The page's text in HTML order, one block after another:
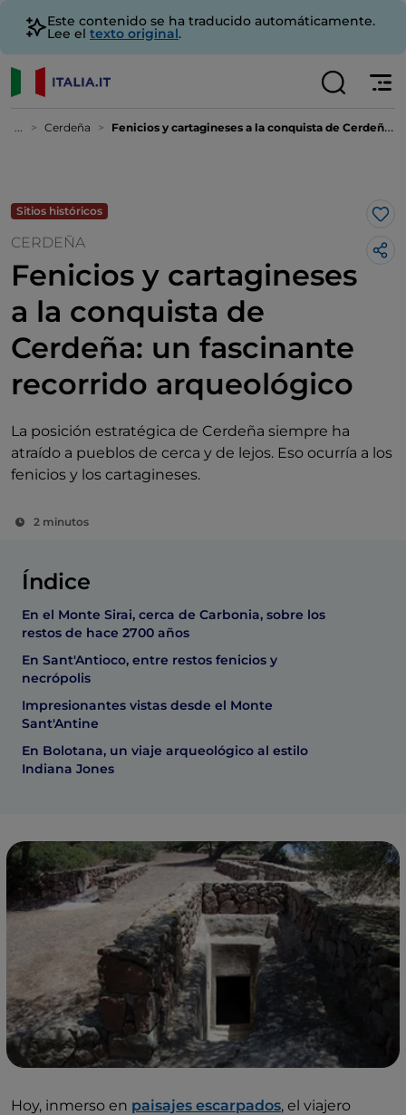
Este contenido se ha traducido automáticamente.
Lee el texto original.
... Cerdeña Fenicios y cartagineses a la conquista de Cerdeña: un fascinante recorrido arqueológico
Sitios históricos
CERDEÑA
Fenicios y cartagineses
a la conquista de
Cerdeña: un fascinante
recorrido arqueológico
La posición estratégica de Cerdeña siempre ha
atraído a pueblos de cerca y de lejos. Eso ocurría a los
fenicios y los cartagineses.
2 minutos
Me
Índice
En el Monte Sirai, cerca de Carbonia, sobre los
restos de hace 2700 años
En Sant'Antioco, entre restos fenicios y
necrópolis
Impresionantes vistas desde el Monte
Sant'Antine
En Bolotana, un viaje arqueológico al estilo
Indiana Jones
Hoy, inmerso en paisajes escarpados, el viajero